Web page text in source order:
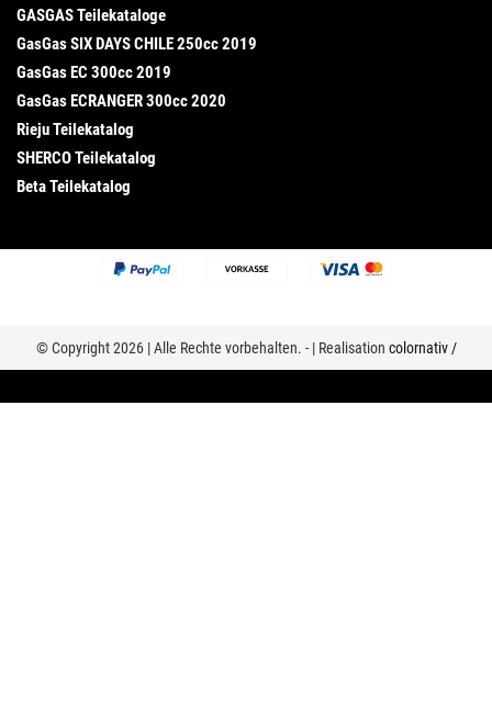
GASGAS Teilekataloge
GasGas SIX DAYS CHILE 250cc 2019
GasGas EC 300cc 2019
GasGas ECRANGER 300cc 2020
Rieju Teilekatalog
SHERCO Teilekatalog
Beta Teilekatalog
© Copyright 2026 | Alle Rechte vorbehalten. - | Realisation colornativ /